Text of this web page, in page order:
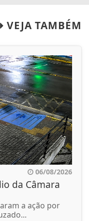
VEJA TAMBÉM
06/08/2026
da Câmara
a ação por